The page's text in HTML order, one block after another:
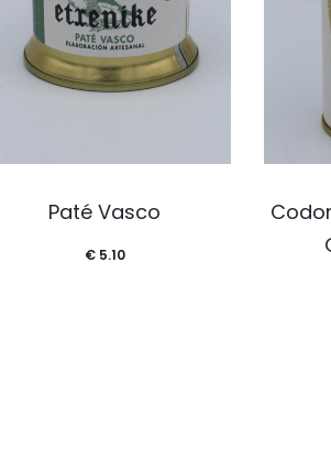
Paté Vasco
€5.10